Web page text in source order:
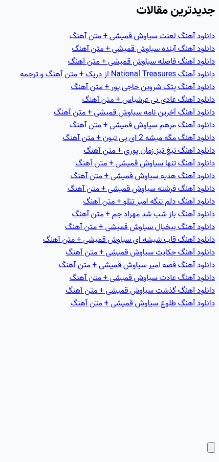
جدیدترین مقالات
دانلود آهنگ لعنت سیاوش قمیشی + متن آهنگ
دانلود آهنگ آینده سیاوش قمیشی + متن آهنگ
دانلود آهنگ فاصله سیاوش قمیشی + متن آهنگ
دانلود آهنگ National Treasures از دریک + متن آهنگ و ترجمه
دانلود آهنگ پتک شروین حاجی پور + متن آهنگ
دانلود آهنگ عادی نی عرشیاس + متن آهنگ
دانلود آهنگ آخرین نامه سیاوش قمیشی + متن آهنگ
دانلود آهنگ مرهم سیاوش قمیشی + متن آهنگ
دانلود آهنگ مگه میشه 2 ای پی تیون + متن آهنگ
دانلود آهنگ تیغ تیز زمان پوری + متن آهنگ
دانلود آهنگ تنها سیاوش قمیشی + متن آهنگ
دانلود آهنگ هديه سیاوش قمیشی + متن آهنگ
دانلود آهنگ فرشته سیاوش قمیشی + متن آهنگ
دانلود آهنگ دلم تنگه امیر تتلو + متن آهنگ
دانلود آهنگ باز شب شد مهراد جم + متن آهنگ
دانلود آهنگ بيخيال سیاوش قمیشی + متن آهنگ
دانلود آهنگ قاب شيشه ای سیاوش قمیشی + متن آهنگ
دانلود آهنگ حکايت سیاوش قمیشی + متن آهنگ
دانلود آهنگ قصه امير سیاوش قمیشی + متن آهنگ
دانلود آهنگ عادت سیاوش قمیشی + متن آهنگ
دانلود آهنگ گذشت سیاوش قمیشی + متن آهنگ
دانلود آهنگ طلوع سیاوش قمیشی + متن آهنگ